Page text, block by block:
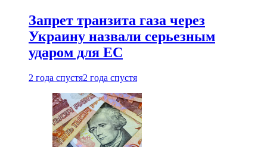
Запрет транзита газа через
Украину назвали серьезным
ударом для ЕС
2 года спустя2 года спустя